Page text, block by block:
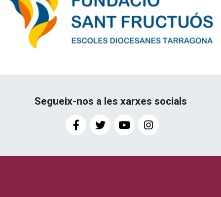
Segueix-nos a les xarxes socials